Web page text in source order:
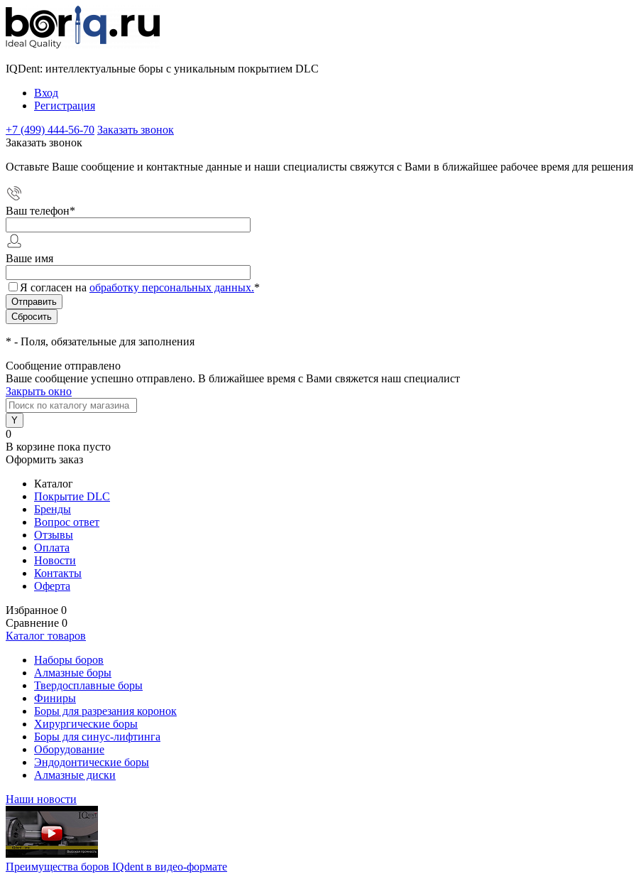
IQDent: интеллектуальные боры с уникальным покрытием DLC
Вход
Регистрация
+7 (499) 444-56-70 Заказать звонок
Заказать звонок
Оставьте Ваше сообщение и контактные данные и наши специалисты свяжутся с Вами в ближайшее рабочее время для
Ваш телефон*
Ваше имя
Я согласен на обработку персональных данных.*
* - Поля, обязательные для заполнения
Сообщение отправлено
Ваше сообщение успешно отправлено. В ближайшее время с Вами свяжется наш специалист
Закрыть окно
0
В корзине пока пусто
Оформить заказ
Каталог
Покрытие DLC
Бренды
Вопрос ответ
Отзывы
Оплата
Новости
Контакты
Оферта
Избранное 0
Сравнение 0
Каталог товаров
Наборы боров
Алмазные боры
Твердосплавные боры
Финиры
Боры для разрезания коронок
Хирургические боры
Боры для синус-лифтинга
Оборудование
Эндодонтические боры
Алмазные диски
Наши новости
Преимущества боров IQdent в видео-формате